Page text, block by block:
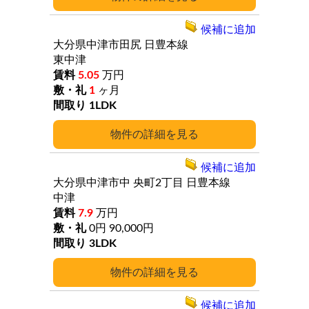
詳細
大分県中津市田尻 日豊本線
東中津
5.05 万円
1 ヶ月
1LDK
候補に追加
詳細
大分県中津市中 央町2丁目
日豊本線
中津
7.9 万円
0円 90,000円
3LDK
候補に追加
候補に追加